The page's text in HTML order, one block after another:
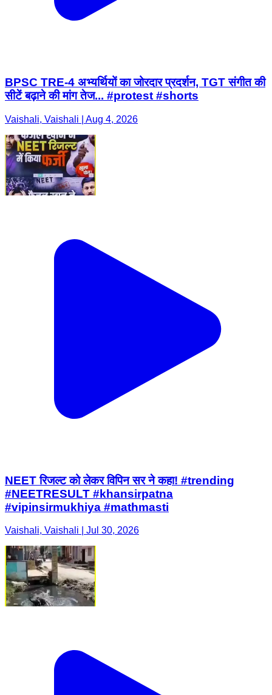
BPSC TRE-4 अभ्यर्थियों का जोरदार प्रदर्शन, TGT संगीत की
सीटें बढ़ाने की मांग तेज... #protest #shorts
Vaishali, Vaishali | Aug 4, 2026
NEET रिजल्ट को लेकर विपिन सर ने कहा! #trending
#NEETRESULT #khansirpatna
#vipinsirmukhiya #mathmasti
Vaishali, Vaishali | Jul 30, 2026